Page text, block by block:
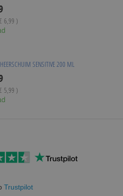
6,99 )
SENSITIVE 200 ML
5,99 )
Trustpilot